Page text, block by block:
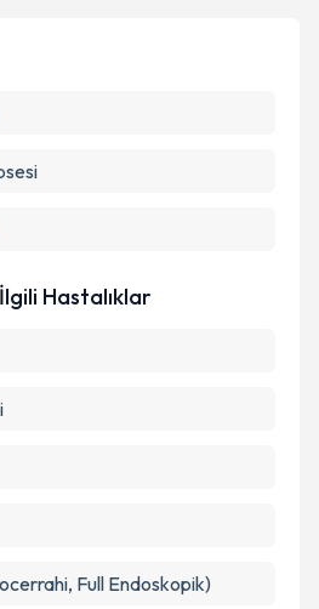
ve kişisel verilerimin belirtilen
Hastalıklar
Full Endoskopik)